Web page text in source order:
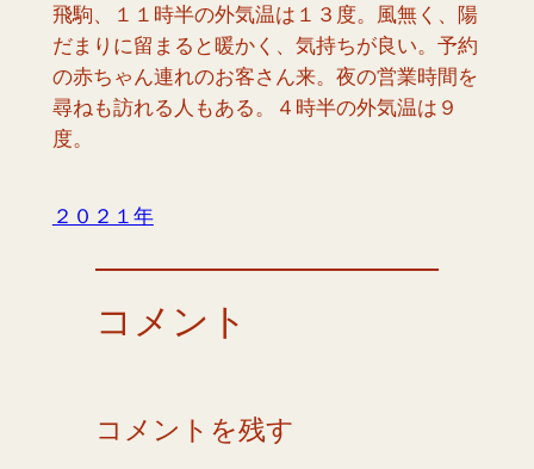
飛駒、１１時半の外気温は１３度。風無く、陽
だまりに留まると暖かく、気持ちが良い。予約
の赤ちゃん連れのお客さん来。夜の営業時間を
尋ねも訪れる人もある。４時半の外気温は９
度。
２０２１年
コメント
コメントを残す